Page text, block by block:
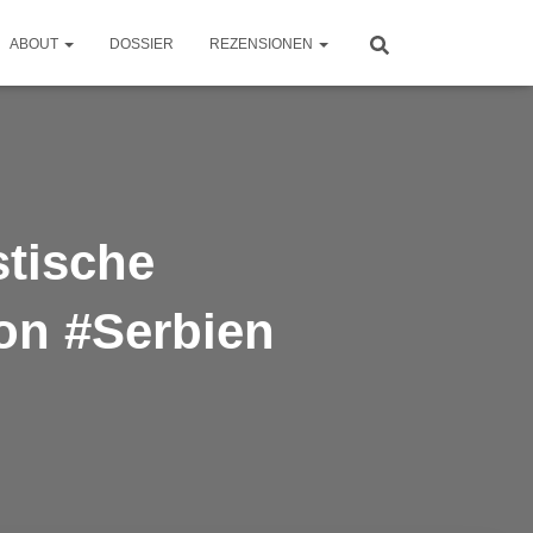
ABOUT DOSSIER REZENSIONEN
#Serbien